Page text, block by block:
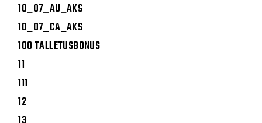
10_07_AU_AKS
10_07_CA_AKS
100 TALLETUSBONUS
11
111
12